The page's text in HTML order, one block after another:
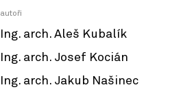
autoři
Ing. arch. Aleš Kubalík
Ing. arch. Josef Kocián
Ing. arch. Jakub Našinec